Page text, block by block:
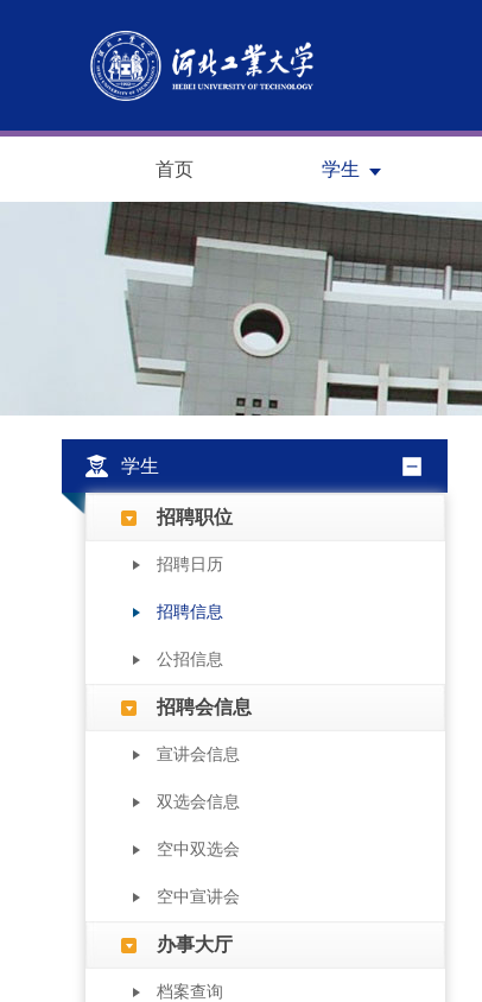
首页 学生
学生
招聘职位
招聘日历
招聘信息
公招信息
招聘会信息
宣讲会信息
双选会信息
空中双选会
空中宣讲会
办事大厅
档案查询